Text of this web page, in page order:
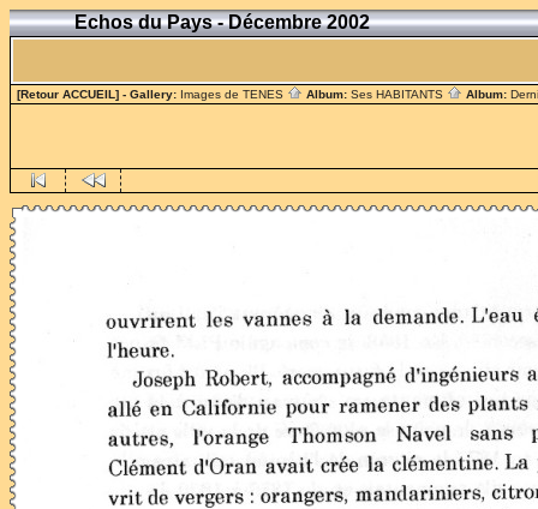
Echos du Pays - Décembre 2002
[Retour ACCUEIL] - Gallery: Images de TENES Album: Ses HABITANTS Album: